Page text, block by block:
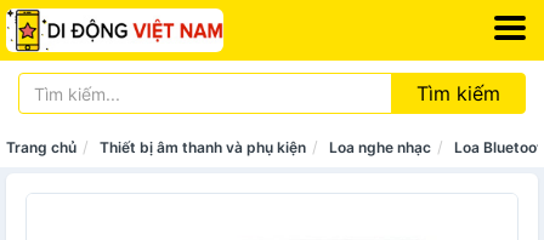
Tìm kiếm
Trang chủ Thiết bị âm thanh và phụ kiện Loa nghe nhạc Loa